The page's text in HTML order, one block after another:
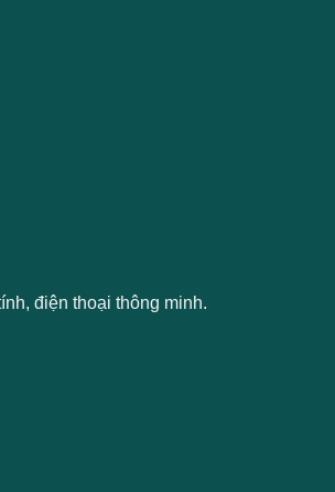
điện thoại thông minh.